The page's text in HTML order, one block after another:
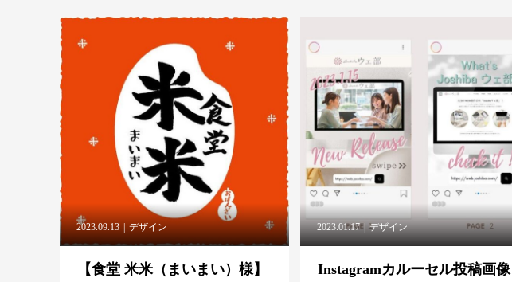
2023.09.13 デザイン
【食堂 米米（まいまい）様】
2023.01.17 デザイン
Instagramカルーセル投稿画像